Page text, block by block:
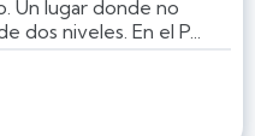
Un lugar donde no
dos niveles. En el P...